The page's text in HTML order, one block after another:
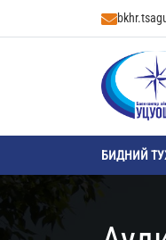
БИДНИЙ